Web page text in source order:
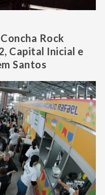
Rock
Capital Inicial e
Santos